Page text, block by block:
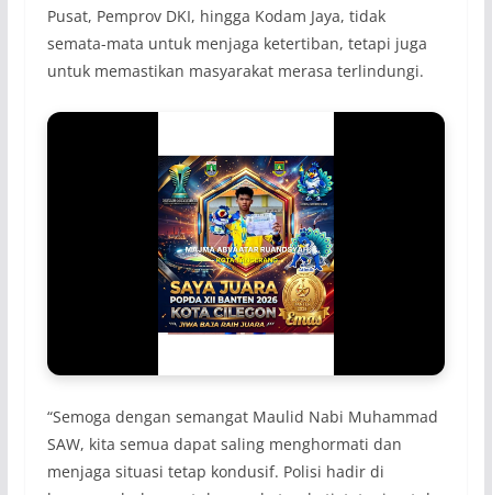
Pusat, Pemprov DKI, hingga Kodam Jaya, tidak
semata-mata untuk menjaga ketertiban, tetapi juga
untuk memastikan masyarakat merasa terlindungi.
“Semoga dengan semangat Maulid Nabi Muhammad
SAW, kita semua dapat saling menghormati dan
menjaga situasi tetap kondusif. Polisi hadir di